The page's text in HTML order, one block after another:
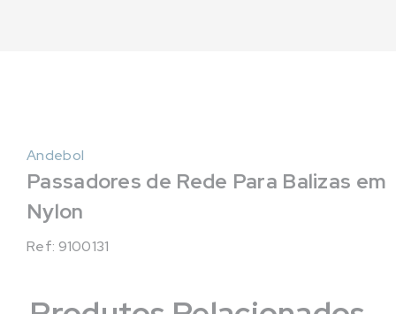
Andebol
Passadores de Rede Para Balizas em
Nylon
Ref: 9100131